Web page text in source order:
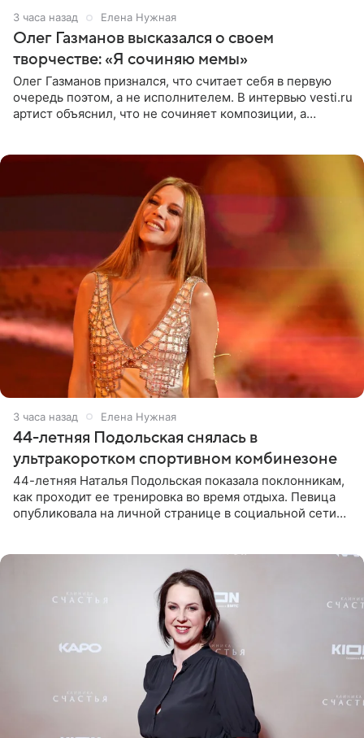
3 часа назад Елена Нужная
Олег Газманов высказался о своем
творчестве: «Я сочиняю мемы»
Олег Газманов признался, что считает себя в первую
очередь поэтом, а не исполнителем. В интервью vesti.ru
артист объяснил, что не сочиняет композиции, а
3 часа назад Елена Нужная
44-летняя Подольская снялась в
ультракоротком спортивном комбинезоне
44-летняя Наталья Подольская показала поклонникам,
как проходит ее тренировка во время отдыха. Певица
опубликовала на личной странице в социальной сети